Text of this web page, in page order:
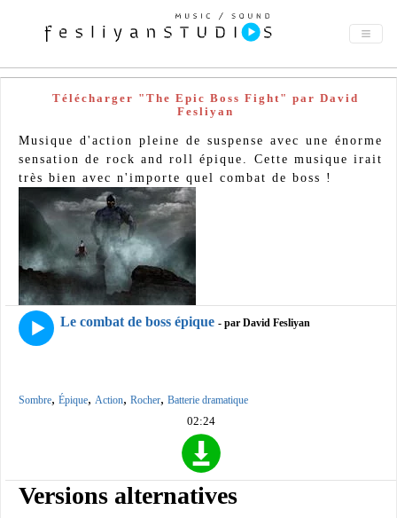
Télécharger "The Epic Boss Fight" par David
Fesliyan
Musique d'action pleine de suspense avec une énorme
sensation de rock and roll épique. Cette musique irait
très bien avec n'importe quel combat de boss !
Le combat de boss épique - par David Fesliyan
Sombre, Épique, Action, Rocher, Batterie dramatique
02:24
Versions alternatives